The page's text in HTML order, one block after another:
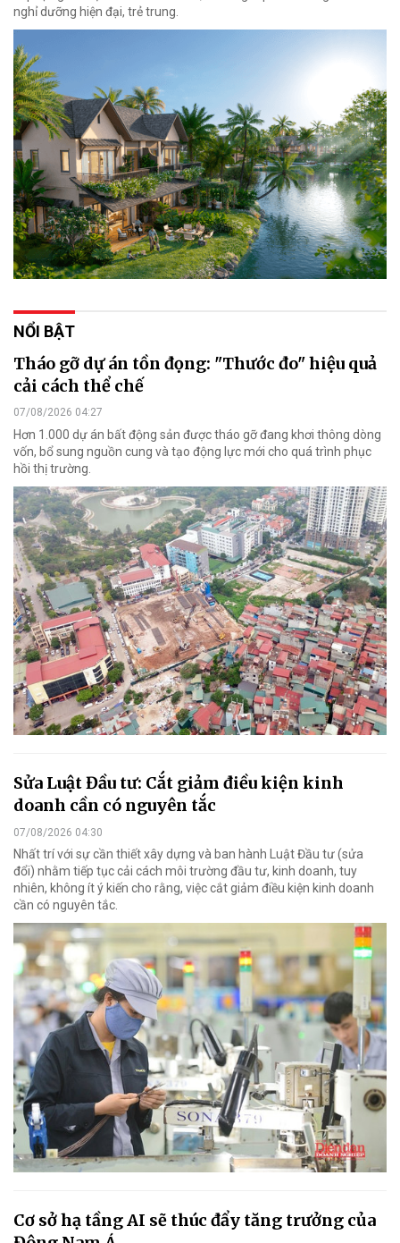
nghỉ dưỡng hiện đại, trẻ trung.
NỔI BẬT
Tháo gỡ dự án tồn đọng: "Thước đo" hiệu quả
cải cách thể chế
07/08/2026 04:27
Hơn 1.000 dự án bất động sản được tháo gỡ đang khơi thông dòng
vốn, bổ sung nguồn cung và tạo động lực mới cho quá trình phục
hồi thị trường.
Sửa Luật Đầu tư: Cắt giảm điều kiện kinh
doanh cần có nguyên tắc
07/08/2026 04:30
Nhất trí với sự cần thiết xây dựng và ban hành Luật Đầu tư (sửa
đổi) nhằm tiếp tục cải cách môi trường đầu tư, kinh doanh, tuy
nhiên, không ít ý kiến cho rằng, việc cắt giảm điều kiện kinh doanh
cần có nguyên tắc.
Cơ sở hạ tầng AI sẽ thúc đẩy tăng trưởng của